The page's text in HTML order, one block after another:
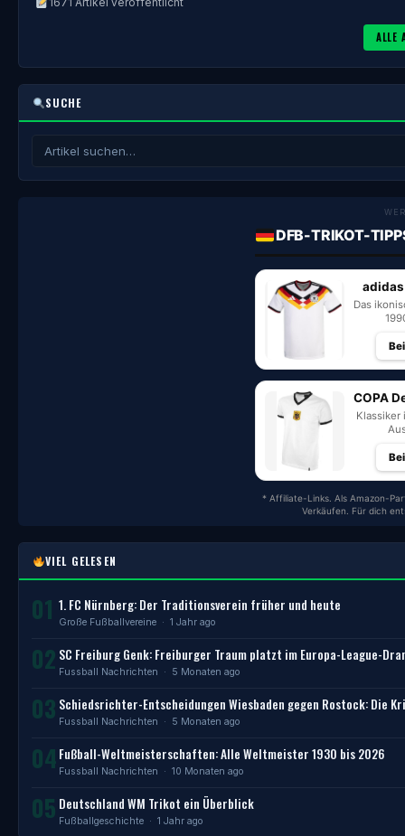
ALLE
SUCHE
DFB-TRIKOT-
Das
COPA
Klassiker
* Affiliate-Links. Als Amazon-
Verkäufen. Für dich
VIEL GELESEN
01 1. FC Nürnberg: Der Traditionsverein früher und heute
Große Fußballvereine · 1 Jahr ago
02 SC Freiburg Genk: Freiburger Traum platzt im Europa-League-
Fussball Nachrichten · 5 Monaten ago
03 Schiedsrichter-Entscheidungen Wiesbaden gegen Rostock: Die
Fussball Nachrichten · 5 Monaten ago
04 Fußball-Weltmeisterschaften: Alle Weltmeister 1930 bis 2026
Fussball Nachrichten · 10 Monaten ago
05 Deutschland WM Trikot ein Überblick
Fußballgeschichte · 1 Jahr ago